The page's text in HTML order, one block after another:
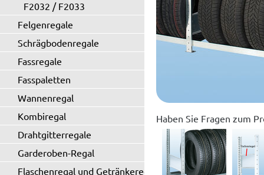
F2032 / F2033
Felgenregale
Schrägbodenregale
Fassregale
Fasspaletten
Wannenregal
Kombiregal
Drahtgitterregale
Garderoben-Regal
Flaschenregal und Getränkeregal
Haben Sie Fragen zum